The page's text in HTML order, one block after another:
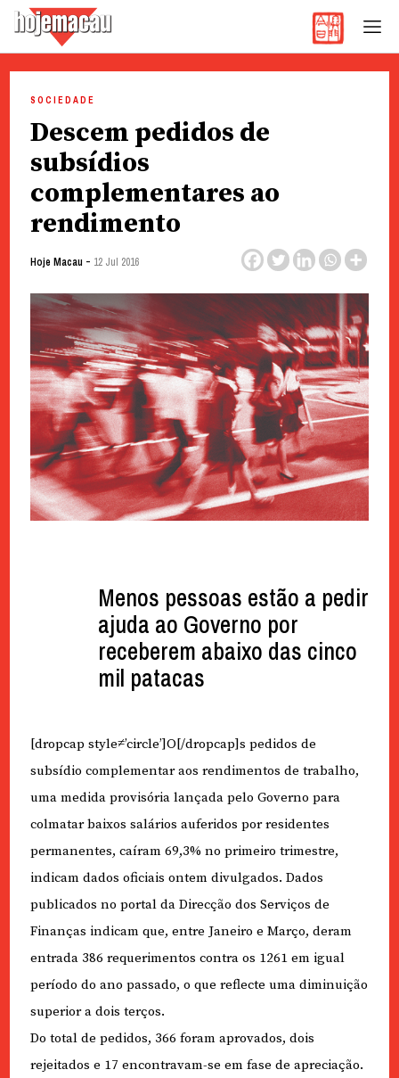
content
SOCIEDADE
Descem pedidos de
subsídios
complementares ao
rendimento
Hoje Macau - 12 Jul 2016
Menos pessoas estão a pedir
ajuda ao Governo por
receberem abaixo das cinco
mil patacas
[dropcap style≠’circle’]O[/dropcap]s pedidos de
subsídio complementar aos rendimentos de trabalho,
uma medida provisória lançada pelo Governo para
colmatar baixos salários auferidos por residentes
permanentes, caíram 69,3% no primeiro trimestre,
indicam dados oficiais ontem divulgados. Dados
publicados no portal da Direcção dos Serviços de
Finanças indicam que, entre Janeiro e Março, deram
entrada 386 requerimentos contra os 1261 em igual
período do ano passado, o que reflecte uma diminuição
superior a dois terços.
Do total de pedidos, 366 foram aprovados, dois
rejeitados e 17 encontravam-se em fase de apreciação.